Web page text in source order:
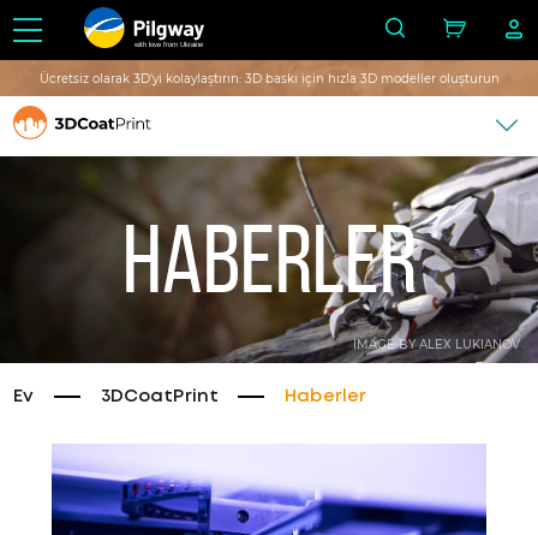
with love from Ukraine
Ücretsiz olarak 3D'yi kolaylaştırın: 3D baskı için hızla 3D modeller oluşturun
IMAGE BY ALEX LUKIANOV
Haberler
Ev 3DCoatPrint Haberler